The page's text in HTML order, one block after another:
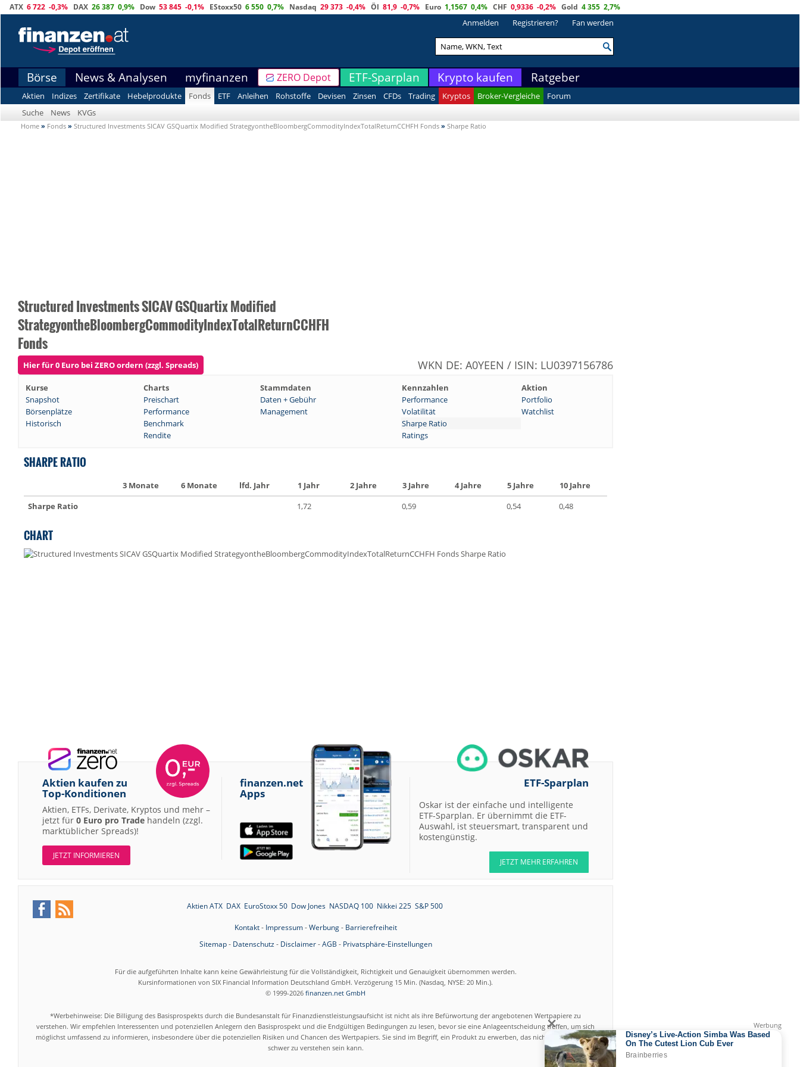
ATX 6 722 -0,3% DAX 26 387 0,9% Dow 53 845 -0,1% EStoxx50 6 550 0,7% Nasdaq 29 373 -0,4% Öl 81,9 -0,7% Euro 1,1567 0,4% CHF 0,9336 -0,2% Gold 4 355 2,7%
Anmelden Registrieren? Fan werden
Börse News & Analysen myfinanzen ZERO Depot ETF-Sparplan Krypto kaufen Ratgeber
Aktien Indizes Zertifikate Hebelprodukte Fonds ETF Anleihen Rohstoffe Devisen Zinsen CFDs Trading Kryptos Broker-Vergleiche
Forum
Suche
News KVGs
Home » Fonds » Structured Investments SICAV GSQuartix Modified StrategyontheBloombergCommodityIndexTotalReturnCCHFH Fonds » Sharpe Ratio
Structured Investments SICAV GSQuartix Modified
StrategyontheBloombergCommodityIndexTotalReturnCCHFH
Fonds
Hier für 0 Euro bei ZERO ordern (zzgl. Spreads) WKN DE: A0YEEN / ISIN: LU0397156786
Kurse Charts Stammdaten Kennzahlen
Aktion
Snapshot
Preischart Daten + Gebühr Performance
Portfolio
Börsenplätze
Performance Management Volatilität
Watchlist
Historisch
Benchmark
Sharpe Ratio
Rendite
Ratings
SHARPE RATIO
3 Monate 6 Monate lfd. Jahr 1 Jahr 2 Jahre 3 Jahre 4 Jahre 5 Jahre
10 Jahre
Sharpe Ratio
1,72 0,59 0,54 0,48
CHART
Aktien kaufen zu
Top-Konditionen
Aktien, ETFs, Derivate, Kryptos und mehr –
jetzt für 0 Euro pro Trade handeln (zzgl.
marktüblicher Spreads)!
JETZT INFORMIEREN
finanzen.net
Apps
ETF-Sparplan
Oskar ist der einfache und intelligente
ETF-Sparplan. Er übernimmt die ETF-
Auswahl, ist steuersmart, transparent und
kostengünstig.
JETZT MEHR ERFAHREN
Aktien ATX DAX EuroStoxx 50 Dow Jones NASDAQ 100 Nikkei 225 S&P 500
Kontakt- Impressum-Werbung- Barrierefreiheit
Sitemap- Datenschutz- Disclaimer-AGB - Privatsphäre-Einstellungen
Für die aufgeführten Inhalte kann keine Gewährleistung für die Vollständigkeit, Richtigkeit und Genauigkeit übernommen werden.
Kursinformationen von SIX Financial Information Deutschland GmbH. Verzögerung 15 Min. (Nasdaq, NYSE: 20 Min.).
© 1999-2026 finanzen.net GmbH
*Werbehinweise: Die Billigung des Basisprospekts durch die Bundesanstalt für Finanzdienstleistungsaufsicht ist nicht als ihre Befürwortung der angebotenen Wertpapiere zu
verstehen. Wir empfehlen Interessenten und potenziellen Anlegern den Basisprospekt und die Endgültigen Bedingungen zu lesen, bevor sie eine Anlageentscheidung treffen, um sich
möglichst umfassend zu informieren, insbesondere über die potenziellen Risiken und Chancen des Wertpapiers. Sie sind im Begriff, ein Produkt zu erwerben, das nicht einfach ist und
schwer zu verstehen sein kann.